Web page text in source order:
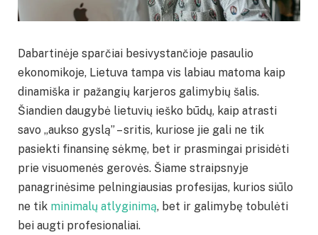
Dabartinėje sparčiai besivystančioje pasaulio
ekonomikoje, Lietuva tampa vis labiau matoma kaip
dinamiška ir pažangių karjeros galimybių šalis.
Šiandien daugybė lietuvių ieško būdų, kaip atrasti
savo „aukso gyslą” – sritis, kuriose jie gali ne tik
pasiekti finansinę sėkmę, bet ir prasmingai prisidėti
prie visuomenės gerovės. Šiame straipsnyje
panagrinėsime pelningiausias profesijas, kurios siūlo
ne tik minimalų atlyginimą, bet ir galimybę tobulėti
bei augti profesionaliai.